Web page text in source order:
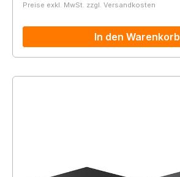
Preise exkl. MwSt. zzgl. Versandkosten
In den Warenkorb